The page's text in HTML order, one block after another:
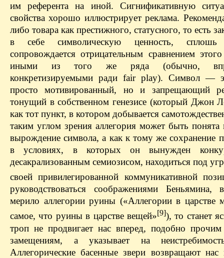
им референта на иной. Сигнификативную
свойства хорошо иллюстрирует реклама.
либо товара как престижного, статусного, то есть
в себе символическую ценность,
сопровождается отрицательным сравнением
иными из того же ряда (обычно,
конкретизируемыми ради fair play). Символ —
просто мотивированный, но и запрещающий
тонущий в собственном генезисе (который Джон
как тот пункт, в котором добывается
таким углом зрения аллегория может быть
вырождение символа, а как к тому же сохранение
в условиях, в которых он вынужден
десакрализованным семиозисом, находиться под
своей привилегированной коммуникативной
руководствоваться соображениями Беньямина,
мерило аллегории руины («Аллегории в царстве
самое, что руины в царстве вещей»[9]), то станет
троп не продвигает нас вперед, подобно
замещениям, а указывает на
Аллегорические басенные звери возвращают